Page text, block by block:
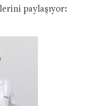
paylaşıyor: